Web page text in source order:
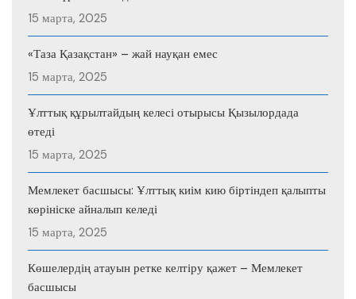
15 марта, 2025
«Таза Қазақстан» – жай науқан емес
15 марта, 2025
Ұлттық құрылтайдың келесі отырысы Қызылордада
өтеді
15 марта, 2025
Мемлекет басшысы: Ұлттық киім кию біртіндеп қалыпты
көрініске айналып келеді
15 марта, 2025
Көшелердің атауын ретке келтіру қажет – Мемлекет
басшысы